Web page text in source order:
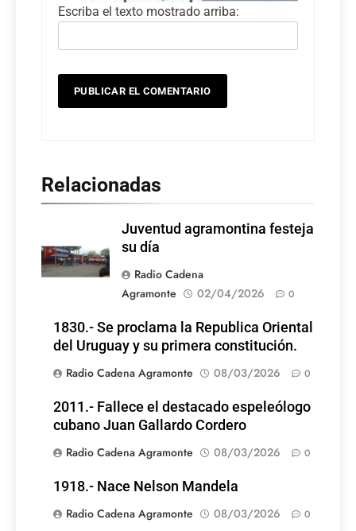
Escriba el texto mostrado arriba:
Relacionadas
Juventud agramontina festeja
su día
Radio Cadena
Agramonte
02/04/2026 0
1830.- Se proclama la Republica Oriental
del Uruguay y su primera constitución.
Radio Cadena Agramonte
08/03/2026 0
2011.- Fallece el destacado espeleólogo
cubano Juan Gallardo Cordero
Radio Cadena Agramonte
08/03/2026 0
1918.- Nace Nelson Mandela
Radio Cadena Agramonte
08/03/2026 0